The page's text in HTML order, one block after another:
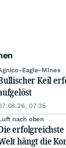
Eagle-Mines
Keil
07:35
nach oben
hängt die